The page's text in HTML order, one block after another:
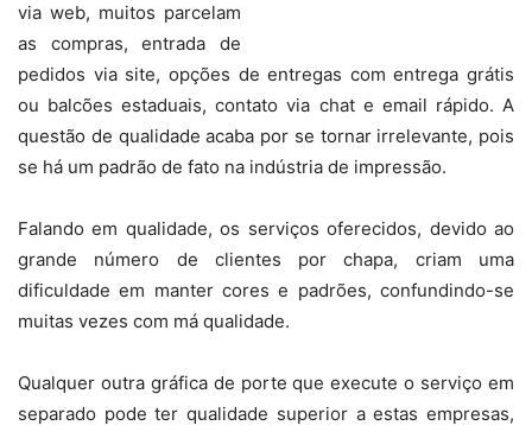
via web, muitos parcelam
as compras, entrada de
pedidos via site, opções de entregas com entrega grátis
ou balcões estaduais, contato via chat e email rápido. A
questão de qualidade acaba por se tornar irrelevante, pois
se há um padrão de fato na indústria de impressão.
Falando em qualidade, os serviços oferecidos, devido ao
grande número de clientes por chapa, criam uma
dificuldade em manter cores e padrões, confundindo-se
muitas vezes com má qualidade.
Qualquer outra gráfica de porte que execute o serviço em
separado pode ter qualidade superior a estas empresas,